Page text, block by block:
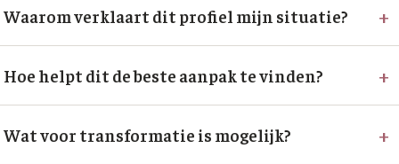
Waarom verklaart dit profiel mijn situatie? +
Hoe helpt dit de beste aanpak te vinden? +
Wat voor transformatie is mogelijk? +